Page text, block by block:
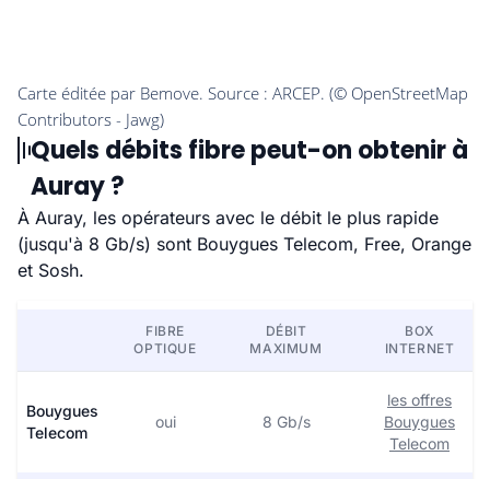
Quels débits fibre peut-on obtenir à
Auray ?
À Auray, les opérateurs avec le débit le plus rapide
(jusqu'à 8 Gb/s) sont Bouygues Telecom, Free, Orange
et Sosh.
FIBRE
OPTIQUE
DÉBIT
MAXIMUM
BOX
INTERNET
Bouygues
Telecom
oui 8 Gb/s
les offres
Bouygues
Telecom